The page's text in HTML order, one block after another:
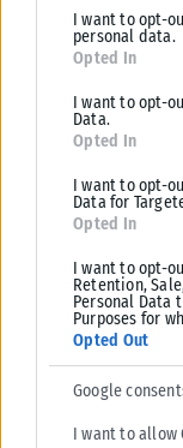
deny consent to
for below specified
I want to opt-
personal data.
Opted In
I want to opt-
Data.
Opted In
I want to opt-
Data for
Opted In
I want to opt-
Retention,
Personal Data
Purposes for
Opted Out
Google
I want to allow